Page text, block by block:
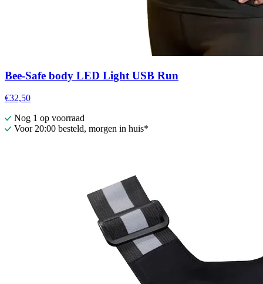
Bee-Safe body LED Light USB Run
€32,50
Nog 1 op voorraad
Voor 20:00 besteld, morgen in huis*